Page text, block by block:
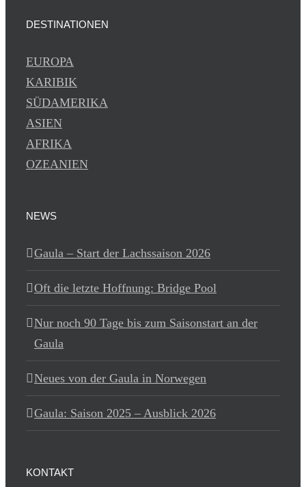
DESTINATIONEN
EUROPA
KARIBIK
SÜDAMERIKA
ASIEN
AFRIKA
OZEANIEN
NEWS
Gaula – Start der Lachssaison 2026
Oft die letzte Hoffnung: Bridge Pool
Nur noch 90 Tage bis zum Saisonstart an der
Gaula
Neues von der Gaula in Norwegen
Gaula: Saison 2025 – Ausblick 2026
KONTAKT